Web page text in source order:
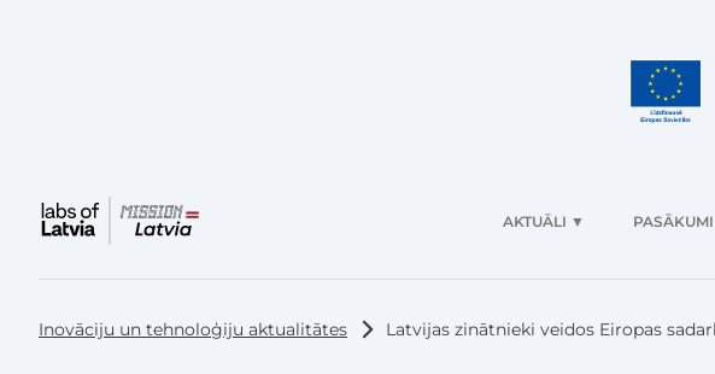
AKTUĀLI ▼ PASĀKUMI
Inovāciju un tehnoloģiju aktualitātes Latvijas zinātnieki veidos Eiropas